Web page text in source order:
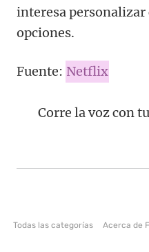
interesa personalizar
opciones.
Fuente: Netflix
Corre la voz con
Todas las categorías Acerca de